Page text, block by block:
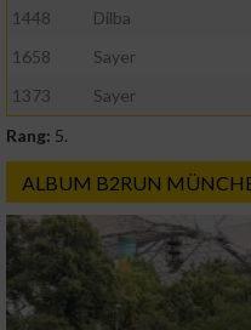
1448
Dilba
1658
Sayer
1373
Sayer
Rang: 5.
ALBUM B2RUN